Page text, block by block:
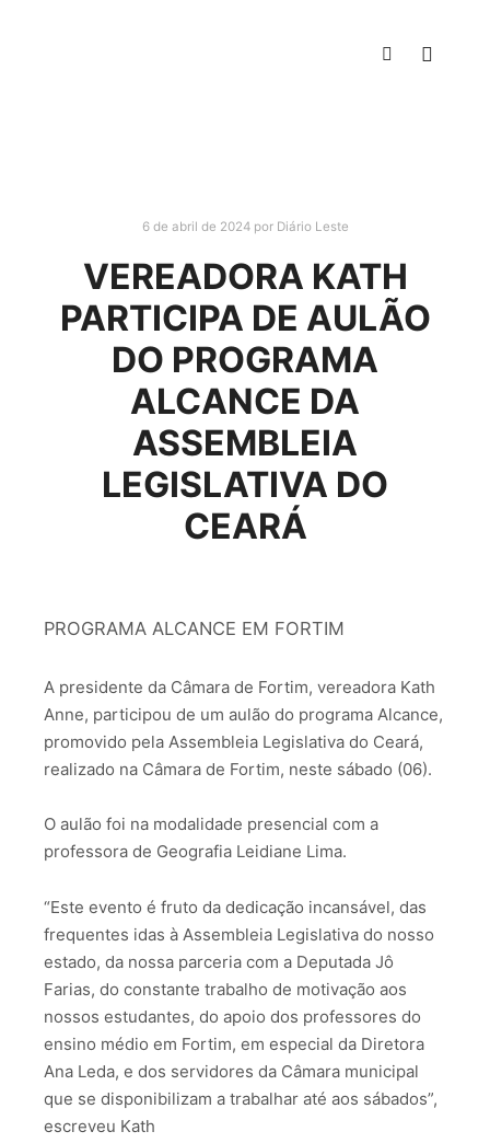
6 de abril de 2024por Diário Leste
VEREADORA KATH
PARTICIPA DE AULÃO
DO PROGRAMA
ALCANCE DA
ASSEMBLEIA
LEGISLATIVA DO
CEARÁ
PROGRAMA ALCANCE EM FORTIM
A presidente da Câmara de Fortim, vereadora Kath
Anne, participou de um aulão do programa Alcance,
promovido pela Assembleia Legislativa do Ceará,
realizado na Câmara de Fortim, neste sábado (06).
O aulão foi na modalidade presencial com a
professora de Geografia Leidiane Lima.
“Este evento é fruto da dedicação incansável, das
frequentes idas à Assembleia Legislativa do nosso
estado, da nossa parceria com a Deputada Jô
Farias, do constante trabalho de motivação aos
nossos estudantes, do apoio dos professores do
ensino médio em Fortim, em especial da Diretora
Ana Leda, e dos servidores da Câmara municipal
que se disponibilizam a trabalhar até aos sábados”,
escreveu Kath